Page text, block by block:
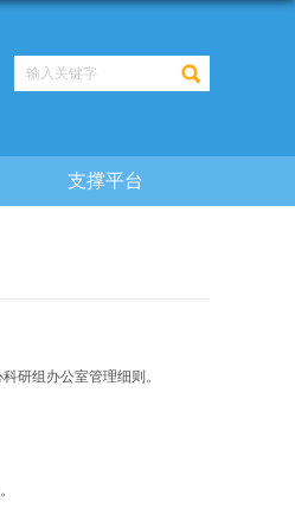
支撑平台
研组办公室管理细则。